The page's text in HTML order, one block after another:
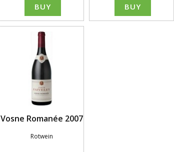
BUY BUY
Vosne Romanée 2007
Rotwein